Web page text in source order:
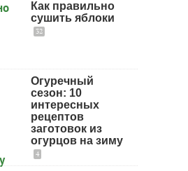
Как правильно
сушить яблоки
32
Огуречный
сезон: 10
интересных
рецептов
заготовок из
огурцов на зиму
4